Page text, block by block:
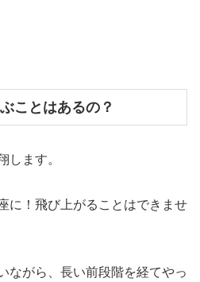
ことはあるの？
します。
に！飛び上がることはできませ
ながら、長い前段階を経てやっ